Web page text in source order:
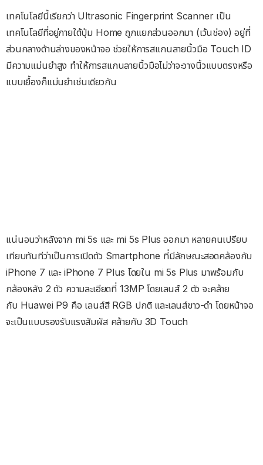
เทคโนโลยีนี้เรียกว่า Ultrasonic Fingerprint Scanner เป็น
เทคโนโลยีที่อยู่ภายใต้ปุ่ม Home ถูกแยกส่วนออกมา (เว้นช่อง) อยู่ที่
ส่วนกลางด้านล่างของหน้าจอ ช่วยให้การสแกนลายนิ้วมือ Touch ID
มีความแม่นยำสูง ทำให้การสแกนลายนิ้วมือไม่ว่าจะวางนิ้วแบบตรงหรือ
แบบเยื้องก็แม่นยำเช่นเดียวกัน
แน่นอนว่าหลังจาก mi 5s และ mi 5s Plus ออกมา หลายคนเปรียบ
เทียบทันทีว่าเป็นการเปิดตัว Smartphone ที่มีลักษณะสอดคล้องกับ
iPhone 7 และ iPhone 7 Plus โดยใน mi 5s Plus มาพร้อมกับ
กล้องหลัง 2 ตัว ความละเอียดที่ 13MP โดยเลนส์ 2 ตัว จะคล้าย
กับ Huawei P9 คือ เลนส์สี RGB ปกติ และเลนส์ขาว-ดำ โดยหน้าจอ
จะเป็นแบบรองรับแรงสัมผัส คล้ายกับ 3D Touch